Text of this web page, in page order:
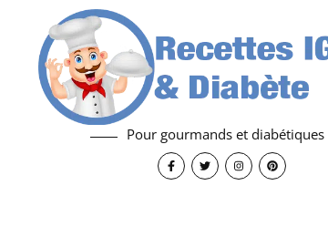
Pour gourmands et diabétiques